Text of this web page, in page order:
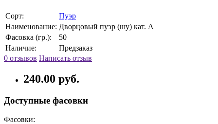
Сорт:
Пуэр
Наименование: Дворцовый пуэр (шу) кат. A
Фасовка (гр.):
50
Наличие:
Предзаказ
0 отзывов Написать отзыв
240.00 руб.
Доступные фасовки
Фасовки: